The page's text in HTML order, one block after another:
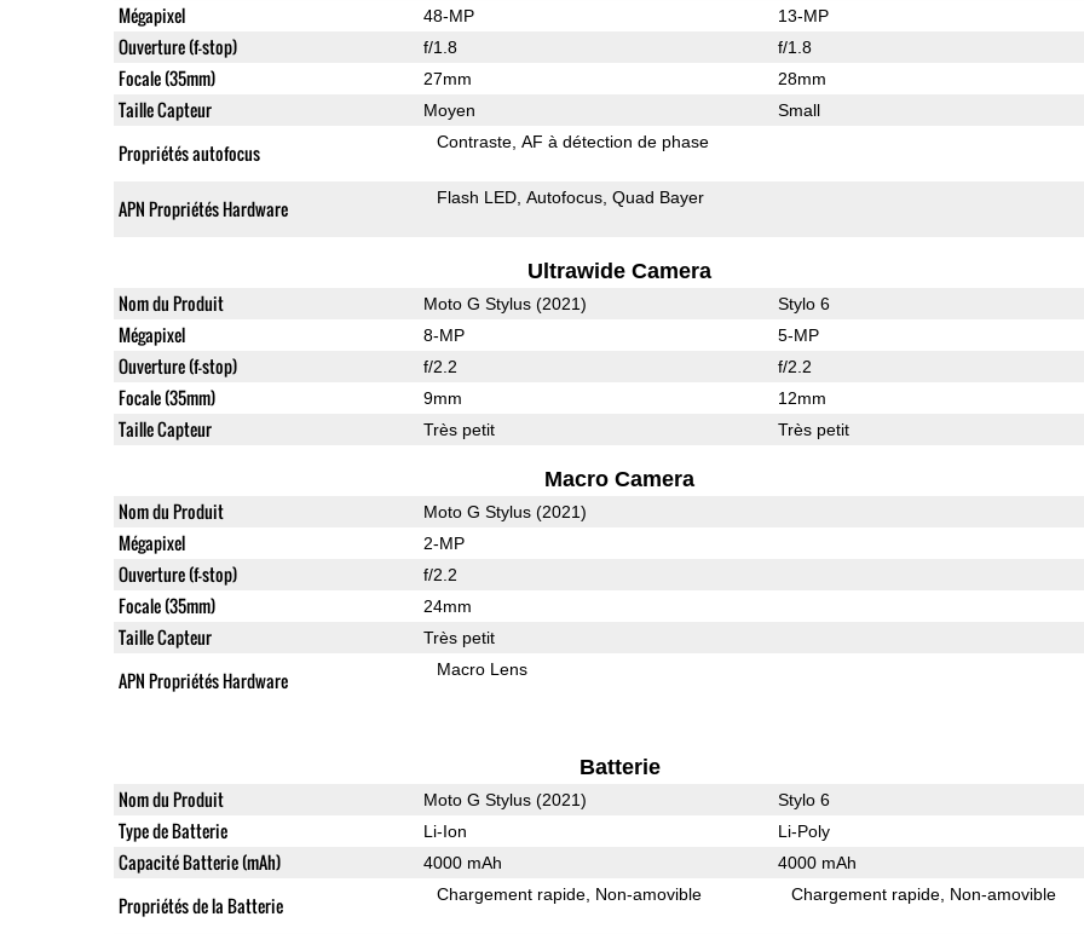
Mégapixel 48-MP 13-MP
Ouverture (f-stop) f/1.8 f/1.8
Focale (35mm) 27mm 28mm
Taille Capteur Moyen Small
Propriétés autofocus Contraste AF à détection de phase
APN Propriétés Hardware Flash LED Autofocus Quad Bayer
Ultrawide Camera
Nom du Produit Moto G Stylus (2021) Stylo 6
Mégapixel 8-MP 5-MP
Ouverture (f-stop) f/2.2 f/2.2
Focale (35mm) 9mm 12mm
Taille Capteur Très petit Très petit
Macro Camera
Nom du Produit Moto G Stylus (2021)
Mégapixel 2-MP
Ouverture (f-stop) f/2.2
Focale (35mm) 24mm
Taille Capteur Très petit
APN Propriétés Hardware Macro Lens
Batterie
Nom du Produit Moto G Stylus (2021) Stylo 6
Type de Batterie Li-Ion Li-Poly
Capacité Batterie (mAh) 4000 mAh 4000 mAh
Propriétés de la Batterie Chargement rapide Non-amovible Chargement rapide Non-amovible